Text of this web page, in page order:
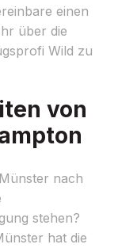
einen
über die
Wild zu
von
nach
stehen?
hat die